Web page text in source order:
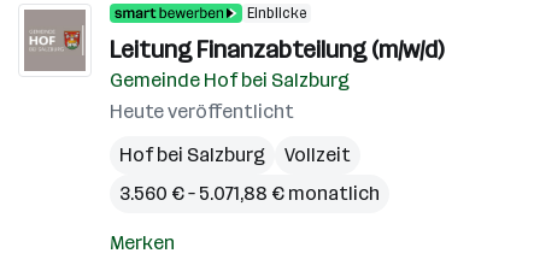
Einblicke
Leitung Finanzabteilung (m/w/d)
Gemeinde Hof bei Salzburg
Heute veröffentlicht
Hof bei Salzburg
Vollzeit
3.560 € – 5.071,88 € monatlich
Merken